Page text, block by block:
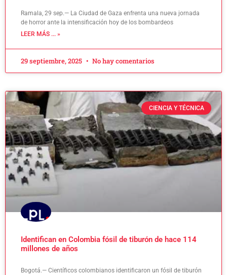
Ramala, 29 sep.— La Ciudad de Gaza enfrenta una nueva jornada
de horror ante la intensificación hoy de los bombardeos
LEER MÁS ... »
29 septiembre, 2025 No hay comentarios
CIENCIA Y TÉCNICA
Identifican en Colombia fósil de tiburón de hace 114
millones de años
Bogotá.— Científicos colombianos identificaron un fósil de tiburón